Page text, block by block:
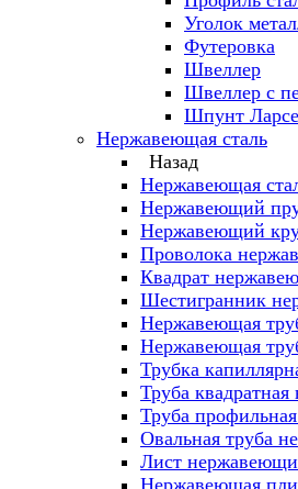
Уголок
Футеровка
Швеллер
Швеллер с
Шпунт
Нержавеющая сталь
Назад
Нержавеющая
Нержавеющий
Нержавеющий
Проволока
Квадрат
Шестигранник
Нержавеющая
Нержавеющая
Трубка
Труба
Труба
Овальная труба
Лист
Нержавеющая